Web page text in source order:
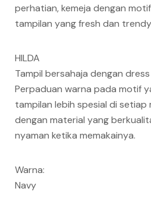
perhatian, kemeja dengan
tampilan yang fresh dan
HILDA
Tampil bersahaja dengan
Perpaduan warna pada motif
tampilan lebih spesial di setiap
dengan material yang
nyaman ketika memakainya.
Warna:
Navy